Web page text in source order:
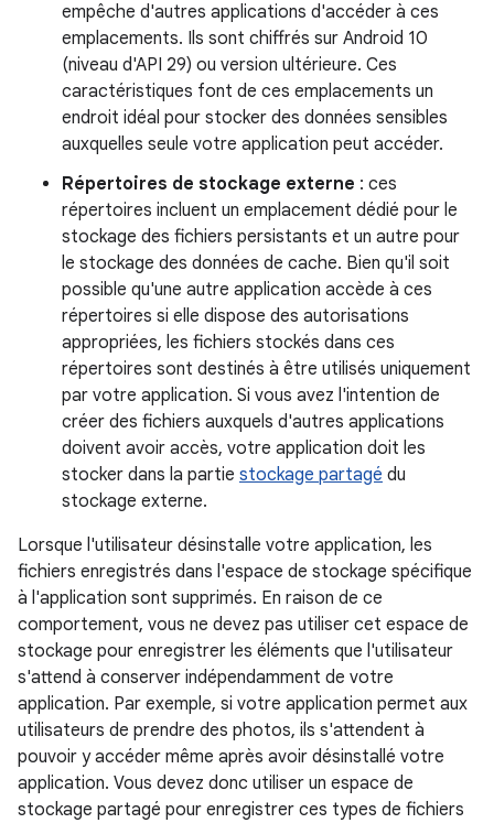
empêche d'autres applications d'accéder à ces
emplacements. Ils sont chiffrés sur Android 10
(niveau d'API 29) ou version ultérieure. Ces
caractéristiques font de ces emplacements un
endroit idéal pour stocker des données sensibles
auxquelles seule votre application peut accéder.
Répertoires de stockage externe : ces
répertoires incluent un emplacement dédié pour le
stockage des fichiers persistants et un autre pour
le stockage des données de cache. Bien qu'il soit
possible qu'une autre application accède à ces
répertoires si elle dispose des autorisations
appropriées, les fichiers stockés dans ces
répertoires sont destinés à être utilisés uniquement
par votre application. Si vous avez l'intention de
créer des fichiers auxquels d'autres applications
doivent avoir accès, votre application doit les
stocker dans la partie stockage partagé du
stockage externe.
Lorsque l'utilisateur désinstalle votre application, les
fichiers enregistrés dans l'espace de stockage spécifique
à l'application sont supprimés. En raison de ce
comportement, vous ne devez pas utiliser cet espace de
stockage pour enregistrer les éléments que l'utilisateur
s'attend à conserver indépendamment de votre
application. Par exemple, si votre application permet aux
utilisateurs de prendre des photos, ils s'attendent à
pouvoir y accéder même après avoir désinstallé votre
application. Vous devez donc utiliser un espace de
stockage partagé pour enregistrer ces types de fichiers